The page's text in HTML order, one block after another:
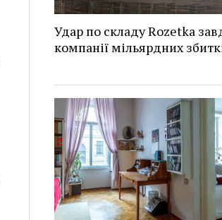
Удар по складу Rozetka
компанії мільярдних